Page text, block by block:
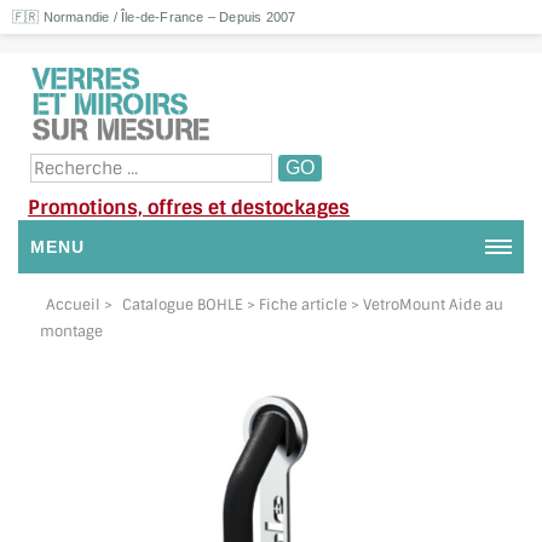
🇫🇷 Normandie / Île-de-France – Depuis 2007
Promotions, offres et destockages
MENU
NOUS CONTACTER
SUIVI DE COMMANDE
Accueil > Catalogue BOHLE > Fiche article > VetroMount Aide au
montage